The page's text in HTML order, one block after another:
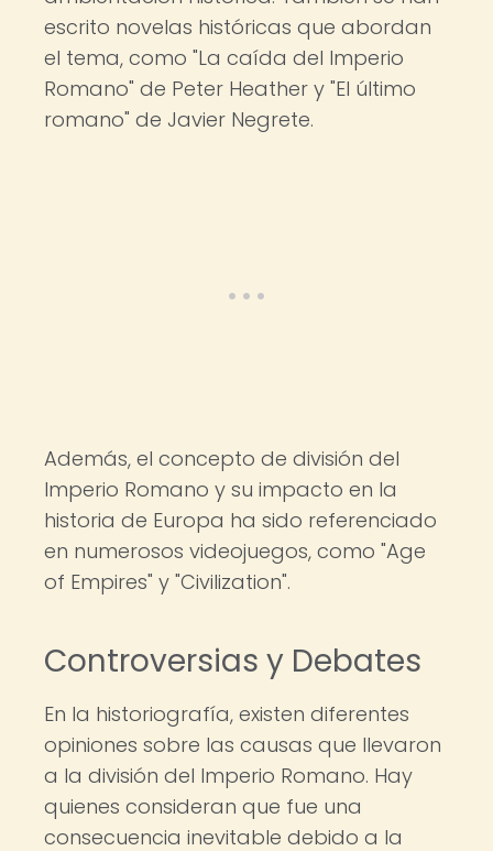
escrito novelas históricas que abordan
el tema, como "La caída del Imperio
Romano" de Peter Heather y "El último
romano" de Javier Negrete.
Además, el concepto de división del
Imperio Romano y su impacto en la
historia de Europa ha sido referenciado
en numerosos videojuegos, como "Age
of Empires" y "Civilization".
Controversias y Debates
En la historiografía, existen diferentes
opiniones sobre las causas que llevaron
a la división del Imperio Romano. Hay
quienes consideran que fue una
consecuencia inevitable debido a la